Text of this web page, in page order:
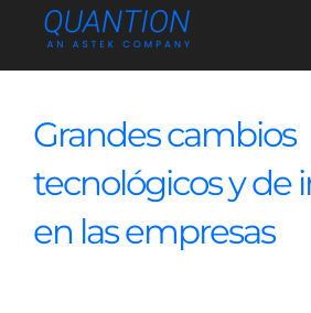
Grandes cambios
tecnológicos y de
en las empresas